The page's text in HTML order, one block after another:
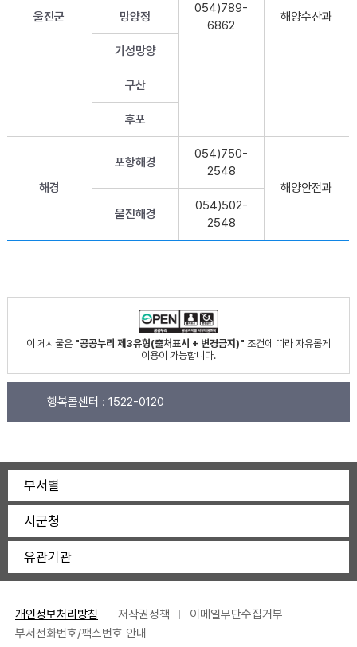
울진군
054)789-
6862
해양수산과
망양정
기성망양
구산
후포
해경
포항해경
054)750-
2548
해양안전과
울진해경
054)502-
2548
이 게시물은 "공공누리 제3유형(출처표시 + 변경금지)" 조건에 따라 자유롭게
이용이 가능합니다.
행복콜센터 : 1522-0120
부서별
시군청
유관기관
개인정보처리방침 저작권정책
이메일무단수집거부
부서전화번호/팩스번호 안내